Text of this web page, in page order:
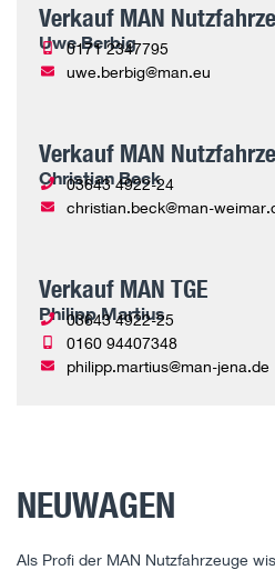
Verkauf MAN
Uwe Berbig
0171 2347795
uwe.berbig@man.eu
Verkauf MAN
Christian Beck
03643 4922-24
christian.beck@man-
Verkauf MAN TGE
Philipp Martius
03643 4922-25
0160 94407348
philipp.martius@man-jena.de
NEUWAGEN
Als Profi der MAN Nutzfahrzeuge